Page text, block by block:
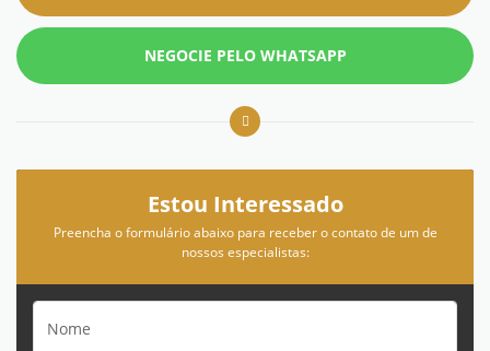
NEGOCIE PELO WHATSAPP
Estou Interessado
Preencha o formulário abaixo para receber o contato de um de
nossos especialistas: